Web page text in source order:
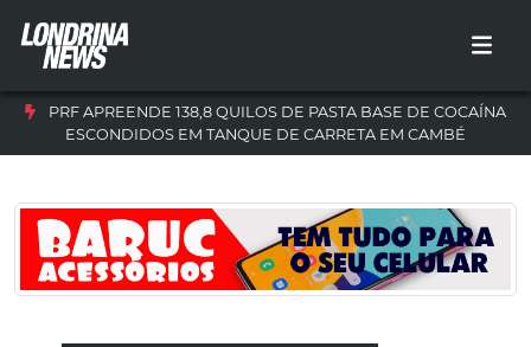
PRF APREENDE 138,8 QUILOS DE PASTA BASE DE COCAÍNA
ESCONDIDOS EM TANQUE DE CARRETA EM CAMBÉ